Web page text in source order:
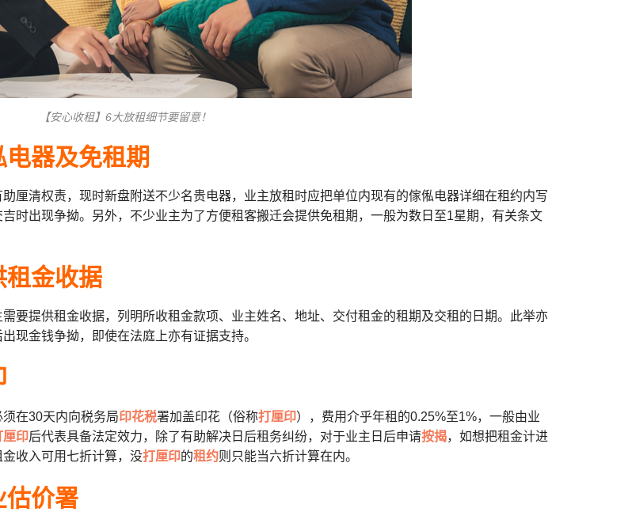
【安心收租】6大放租细节要留意！
器及免租期
厘清权责，现时新盘附送不少名贵电器，业主放租时应把单位内现有的傢俬电器详细在租约内写
时出现争拗。另外，不少业主为了方便租客搬迁会提供免租期，一般为数日至1星期，有关条文
租金收据
要提供租金收据，列明所收租金款项、业主姓名、地址、交付租金的租期及交租的日期。此举亦
现金钱争拗，即使在法庭上亦有证据支持。
须在30天内向税务局印花税署加盖印花（俗称打厘印），费用介乎年租的0.25%至1%，一般由业
厘印后代表具备法定效力，除了有助解决日后租务纠纷，对于业主日后申请按揭，如想把租金计进
收入可用七折计算，没打厘印的租约则只能当六折计算在内。
估价署